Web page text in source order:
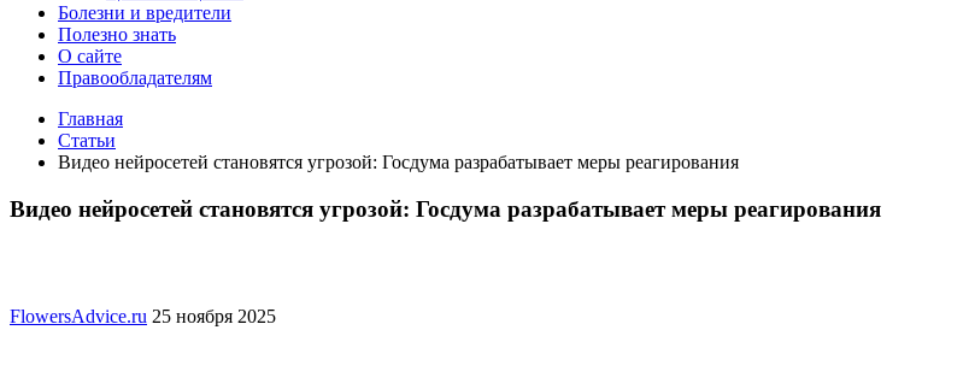
Болезни и вредители
Полезно знать
О сайте
Правообладателям
Главная
Статьи
Видео нейросетей становятся угрозой: Госдума разрабатывает меры реагирования
Видео нейросетей становятся угрозой: Госдума разрабатывает меры реагирования
FlowersAdvice.ru 25 ноября 2025